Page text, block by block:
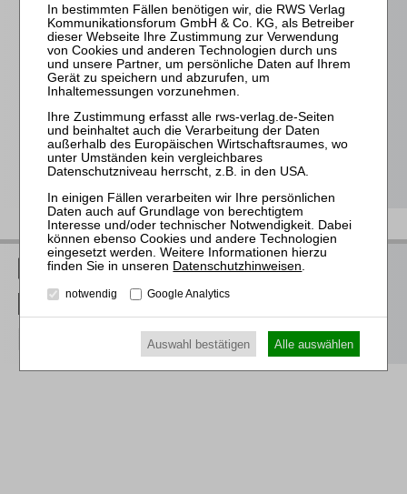
Für alle Endgeräte kompatible und browserbasierte
Online-Fortbildungen
Individuelle Assistenz bis zur Einwahl und Verbindung mit
unserem Online-Seminar
Hochwertige Unterlagen für die Teilnahme, ideal auch zum
späteren Nachschlagen
Erwerb des anerkanntenRWS-Zertifikats
Teilnahmebescheinigungen gemäßGOI, § 15 FAO und
RWS Verlag bei LinkedIn
RWS Verlag bei Facebook
RWS Verlag bei Instagram
Datenschutzhinweisen
notwendig Google Analytics
Auswahl bestätigen Alle auswählen